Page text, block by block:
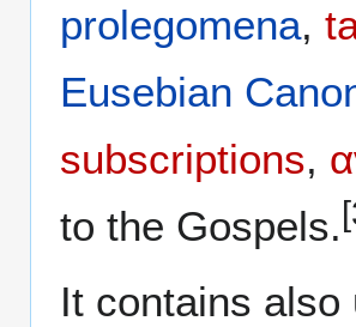
prolegomena,
Eusebian
subscriptions,
to the Gospels.
It contains also